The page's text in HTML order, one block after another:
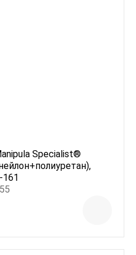
Specialist®